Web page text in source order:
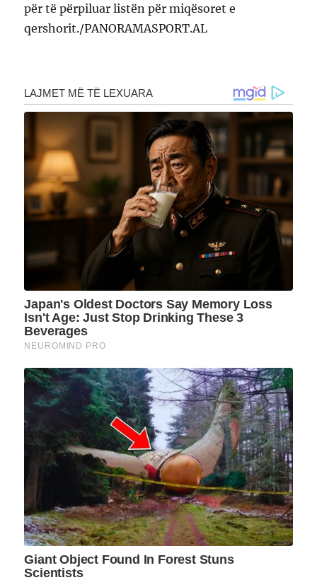
për të përpiluar listën për miqësoret e
qershorit./PANORAMASPORT.AL